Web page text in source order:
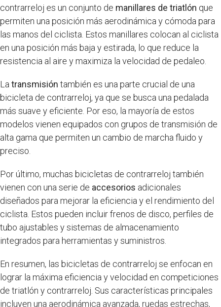
contrarreloj es un conjunto de manillares de triatlón que
permiten una posición más aerodinámica y cómoda para
las manos del ciclista. Estos manillares colocan al ciclista
en una posición más baja y estirada, lo que reduce la
resistencia al aire y maximiza la velocidad de pedaleo.
La transmisión también es una parte crucial de una
bicicleta de contrarreloj, ya que se busca una pedalada
más suave y eficiente. Por eso, la mayoría de estos
modelos vienen equipados con grupos de transmisión de
alta gama que permiten un cambio de marcha fluido y
preciso.
Por último, muchas bicicletas de contrarreloj también
vienen con una serie de accesorios adicionales
diseñados para mejorar la eficiencia y el rendimiento del
ciclista. Estos pueden incluir frenos de disco, perfiles de
tubo ajustables y sistemas de almacenamiento
integrados para herramientas y suministros.
En resumen, las bicicletas de contrarreloj se enfocan en
lograr la máxima eficiencia y velocidad en competiciones
de triatlón y contrarreloj. Sus características principales
incluyen una aerodinámica avanzada, ruedas estrechas,